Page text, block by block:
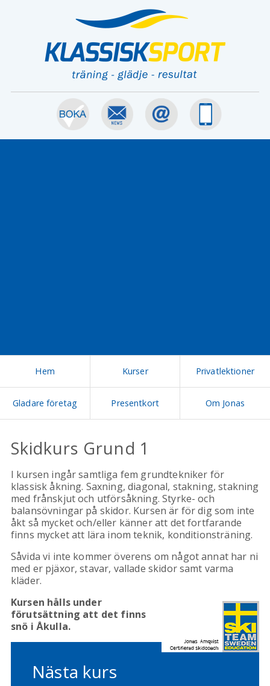
Hem Kurser Privatlektioner
Gladare företag Presentkort Om Jonas
Skidkurs Grund 1
I kursen ingår samtliga fem grundtekniker för
klassisk åkning. Saxning, diagonal, stakning, stakning
med frånskjut och utförsåkning. Styrke- och
balansövningar på skidor. Kursen är för dig som inte
åkt så mycket och/eller känner att det fortfarande
finns mycket att lära inom teknik, konditionsträning.
Såvida vi inte kommer överens om något annat har ni
med er pjäxor, stavar, vallade skidor samt varma
kläder.
Kursen hålls under
förutsättning att det finns
snö i Åkulla.
Nästa kurs